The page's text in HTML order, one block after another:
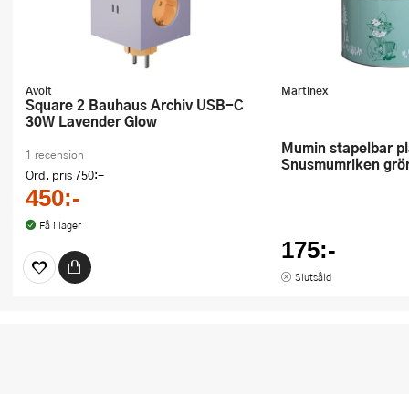
Avolt
Square 2 Bauhaus Archiv USB-C
30W Lavender Glow
1 recension
Ord. pris750:-
450:-
Få i lager
Martinex
Mumin stapelbar plåtburk 1,5 L
Snusmumriken
175:-
Slutsåld